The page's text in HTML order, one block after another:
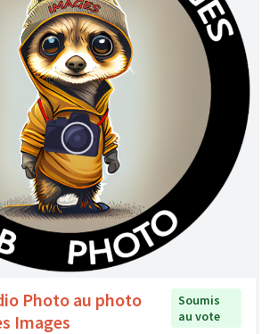
Photo au photo
Images
Soumis
au vote